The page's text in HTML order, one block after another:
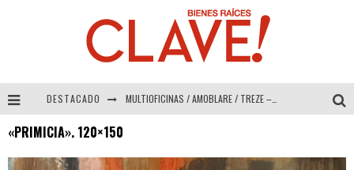
DESTACADO MULTIOFICINAS / AMOBLARE / TREZE – Especial Interiorismo & Decoración 2026
COLINEAL – Especial Interiorismo & Decoración 2026
«PRIMICIA». 120×150